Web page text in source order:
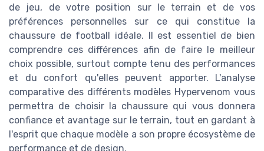
de jeu, de votre position sur le terrain et de vos
préférences personnelles sur ce qui constitue la
chaussure de football idéale. Il est essentiel de bien
comprendre ces différences afin de faire le meilleur
choix possible, surtout compte tenu des performances
et du confort qu'elles peuvent apporter. L'analyse
comparative des différents modèles Hypervenom vous
permettra de choisir la chaussure qui vous donnera
confiance et avantage sur le terrain, tout en gardant à
l'esprit que chaque modèle a son propre écosystème de
performance et de design.